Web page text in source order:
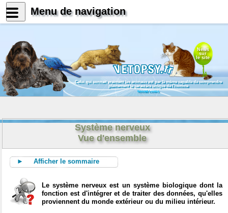
News
sur
le site
Celui qui connait vraiment les animaux est par là même capable de comprendre
pleinement le caractère unique de l'homme
Konrad Lorenz
Système nerveux
Vue d'ensemble
► Afficher le sommaire
Le système nerveux est un système biologique dont la
fonction est d'intégrer et de traiter des données, qu'elles
proviennent du monde extérieur ou du milieu intérieur.
Menu de navigation